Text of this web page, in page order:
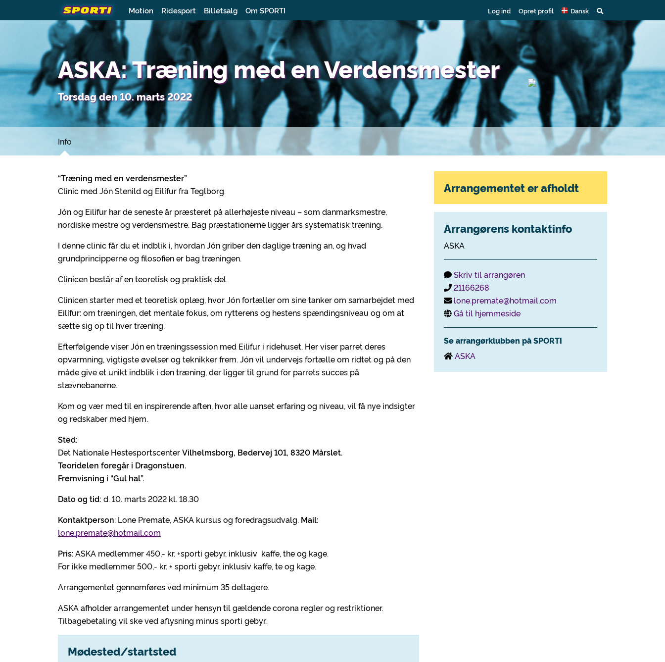
Motion Ridesport Billetsalg Om SPORTI Log ind Opret profil Dansk
ASKA: Træning med en Verdensmester
Torsdag den 10. marts 2022
Info
“Træning med en verdensmester”
Clinic med Jón Stenild og Eilífur fra Teglborg.
Jón og Eilífur har de seneste år præsteret på allerhøjeste niveau – som danmarksmestre,
nordiske mestre og verdensmestre. Bag præstationerne ligger års systematisk træning.
I denne clinic får du et indblik i, hvordan Jón griber den daglige træning an, og hvad
grundprincipperne og filosofien er bag træningen.
Clinicen består af en teoretisk og praktisk del.
Clinicen starter med et teoretisk oplæg, hvor Jón fortæller om sine tanker om samarbejdet med
Eilífur: om træningen, det mentale fokus, om rytterens og hestens spændingsniveau og om at
sætte sig op til hver træning.
Efterfølgende viser Jón en træningssession med Eilifur i ridehuset. Her viser parret deres
opvarmning, vigtigste øvelser og teknikker frem. Jón vil undervejs fortælle om ridtet og på den
måde give et unikt indblik i den træning, der ligger til grund for parrets succes på
stævnebanerne.
Kom og vær med til en inspirerende aften, hvor alle uanset erfaring og niveau, vil få nye indsigter
og redskaber med hjem.
Sted:
Det Nationale HestesportscenterVilhelmsborg, Bedervej 101, 8320 Mårslet.
Teoridelen foregår i Dragonstuen.
Fremvisning i “Gul hal”.
Dato og tid: d. 10. marts 2022 kl. 18.30
Kontaktperson: Lone Premate, ASKA kursus og foredragsudvalg. Mail:
lone.premate@hotmail.com
Pris: ASKA medlemmer 450,- kr. +sporti gebyr, inklusiv kaffe, the og kage.
For ikke medlemmer 500,- kr. + sporti gebyr, inklusiv kaffe, te og kage.
Arrangementet gennemføres ved minimum 35 deltagere.
ASKA afholder arrangementet under hensyn til gældende corona regler og restriktioner.
Tilbagebetaling vil ske ved aflysning minus sporti gebyr.
Mødested/startsted
Arrangementet er afholdt
Arrangørens kontaktinfo
ASKA
Skriv til arrangøren
21166268
lone.premate@hotmail.com
Gå til hjemmeside
Se arrangørklubben på SPORTI
ASKA